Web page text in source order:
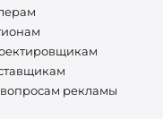
рекламы